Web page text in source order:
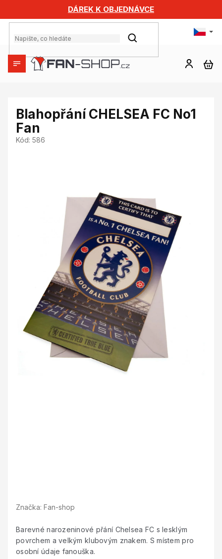
obsah
DÁREK K OBJEDNÁVCE
HLEDAT
Blahopřání CHELSEA FC No1
Fan
Kód: 586
Značka: Fan-shop
Barevné narozeninové přání Chelsea FC s lesklým
povrchem a velkým klubovým znakem. S místem pro
osobní údaje fanouška.